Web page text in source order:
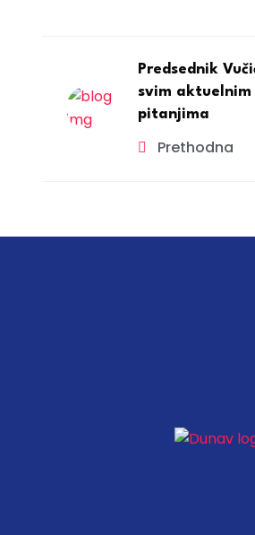
Predsednik
svim
pitanjima
Prethodna